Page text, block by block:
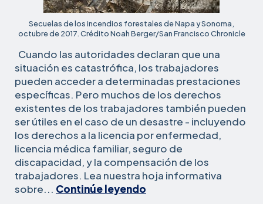
Secuelas de los incendios forestales de Napa y Sonoma,
octubre de 2017. Crédito Noah Berger/San Francisco Chronicle
Cuando las autoridades declaran que una
situación es catastrófica, los trabajadores
pueden acceder a determinadas prestaciones
específicas. Pero muchos de los derechos
existentes de los trabajadores también pueden
ser útiles en el caso de un desastre - incluyendo
los derechos a la licencia por enfermedad,
licencia médica familiar, seguro de
discapacidad, y la compensación de los
trabajadores. Lea nuestra hoja informativa
sobre... Continúe leyendo